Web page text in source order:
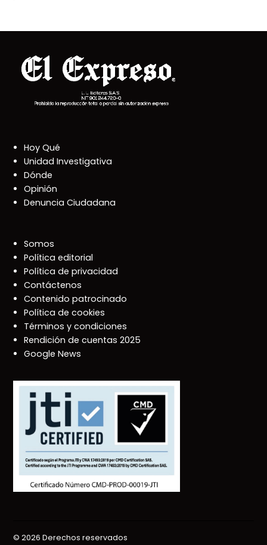
Hoy Qué
Unidad Investigativa
Dónde
Opinión
Denuncia Ciudadana
Somos
Política editorial
Política de privacidad
Contáctenos
Contenido patrocinado
Política de cookies
Términos y condiciones
Rendición de cuentas 2025
Google News
© 2026 Derechos reservados